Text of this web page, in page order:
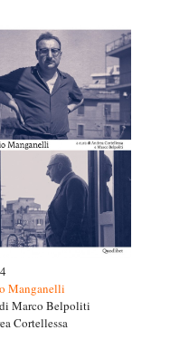
Manganelli
Marco Belpoliti
Cortellessa